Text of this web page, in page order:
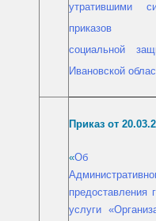
утратившими
приказов
социальной
Ивановской
Приказ от 20.03
«Об
предоставления
услуги